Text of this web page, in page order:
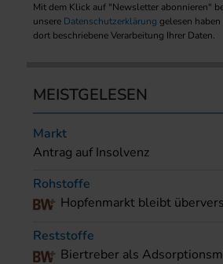
Mit dem Klick auf "Newsletter abonnieren"
unsere Datenschutzerklärung gelesen
dort beschriebene Verarbeitung Ihrer Daten.
MEISTGELESEN
Markt
Antrag auf Insolvenz
Rohstoffe
Hopfenmarkt bleibt
Reststoffe
Biertreber als